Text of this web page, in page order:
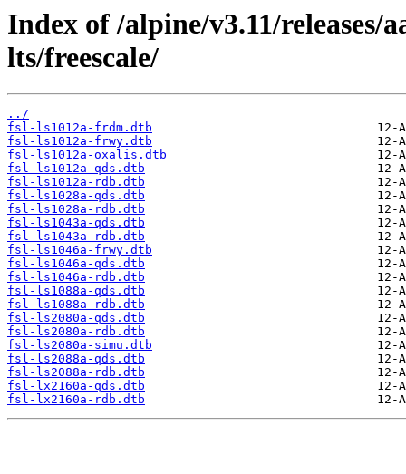
Index of /alpine/v3.11/releases/
lts/freescale/
../
fsl-ls1012a-frdm.dtb
fsl-ls1012a-frwy.dtb
fsl-ls1012a-oxalis.dtb
fsl-ls1012a-qds.dtb
fsl-ls1012a-rdb.dtb
fsl-ls1028a-qds.dtb
fsl-ls1028a-rdb.dtb
fsl-ls1043a-qds.dtb
fsl-ls1043a-rdb.dtb
fsl-ls1046a-frwy.dtb
fsl-ls1046a-qds.dtb
fsl-ls1046a-rdb.dtb
fsl-ls1088a-qds.dtb
fsl-ls1088a-rdb.dtb
fsl-ls2080a-qds.dtb
fsl-ls2080a-rdb.dtb
fsl-ls2080a-simu.dtb
fsl-ls2088a-qds.dtb
fsl-ls2088a-rdb.dtb
fsl-lx2160a-qds.dtb
fsl-lx2160a-rdb.dtb